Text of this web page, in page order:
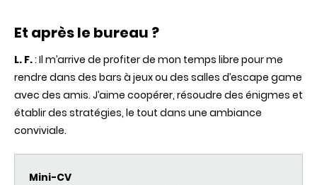
Et après le bureau ?
L. F.: Il m’arrive de profiter de mon temps libre pour me
rendre dans des bars à jeux ou des salles d’escape game
avec des amis. J’aime coopérer, résoudre des énigmes et
établir des stratégies, le tout dans une ambiance
conviviale.
Mini-CV